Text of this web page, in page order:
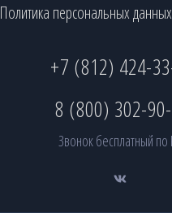
Политика персональных данных
+7 (812) 424-
8 (800) 302-
Звонок бесплатный